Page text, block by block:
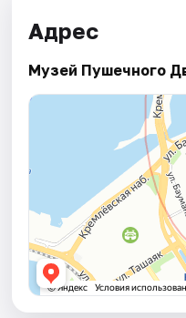
Адрес
Музей Пушечного